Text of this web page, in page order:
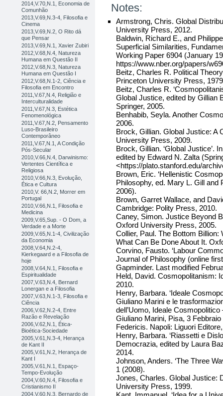
2014,V.70,N.1, Economia de
Comunhão
2013,V.69,N.3-4, Filosofia e
Cinema
2013,V.69,N.2, O Rito dá
que Pensar
2013,V.69,N.1, Xavier Zubiri
2012,V.68,N.4, Natureza
Humana em Questão II
2012,V.68,N.3, Natureza
Humana em Questão I
2012,V.68,N.1-2, Ciência e
Filosofia em Encontro
2011,V.67,N.4, Religião e
Interculturalidade
2011,V.67,N.3, Estética
Fenomenológica
2011,V.67,N.2, Pensamento
Luso-Brasileiro
Contemporâneo
2011,V.67,N.1, A Condição
Pós-Secular
2010,V.66,N.4, Darwinismo:
Vertentes Científica e
Religiosa
2010,V.66,N.3, Evolução,
Ética e Cultura
2010,V. 66,N.2, Morrer em
Portugal
2010,V.66,N.1, Filosofia e
Medicina
2009,V.65,Sup. - O Dom, a
Verdade e a Morte
2009,V.65,N.1-4, Civilização
da Economia
2008,V.64,N.2-4,
Kierkegaard e a Filosofia de
hoje
2008,V.64,N.1, Filosofia e
Espiritualidade
2007,V.63,N.4, Bernard
Lonergan e a Filosofia
2007,V.63,N.1-3, Filosofia e
Ciência
2006,V.62,N.2-4, Entre
Razão e Revelação
2006,V.62,N.1, Ética-
Bioética-Sociedade
2005,V.61,N.3-4, Herança
de Kant II
2005,V.61,N.2, Herança de
Kant I
2005,V.61,N.1, Espaço-
Tempo-Evolução
2004,V.60,N.4, Filosofia e
Cristianismo II
2004,V.60,N.3, Bernardo de
Notes:
Armstrong, Chris. Global
University Press, 2012.
Baldwin, Richard E., and
Superficial Similarities,
Working Paper 6904 (January
https://www.nber.org/papers/
Beitz, Charles R. Political
Princeton University Press,
Beitz, Charles R.
Global Justice, edited by Gillian
Springer, 2005.
Benhabib, Seyla. Another
2006.
Brock, Gillian. Global Justice: A
University Press, 2009.
Brock, Gillian. ‘Global Justice’.
edited by Edward N. Zalta
<https://plato.stanford.edu/
Brown, Eric. ‘Hellenistic
Philosophy, ed. Mary L. Gill and
2006).
Brown, Garret Wallace, and
Cambridge: Polity Press, 2010.
Caney, Simon. Justice Beyond
Oxford University Press, 2005.
Collier, Paul. The Bottom
What Can Be Done About It.
Corvino, Fausto. ‘Labour
Journal of Philosophy (online
Gapminder. Last modified
Held, David. Cosmopolitanism:
2010.
Henry, Barbara. ‘Ideale
Giuliano Marini e le
dell’Uomo, Ideale
Giuliano Marini, Pisa, 3
Federicis. Napoli: Liguori
Henry, Barbara. ‘Riassetti e
Democrazia, edited by Laura
2014.
Johnson, Anders. ‘The Three
1 (2008).
Jones, Charles. Global Justice:
University Press, 1999.